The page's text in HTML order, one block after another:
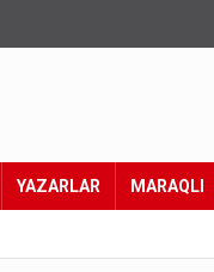
YAZARLAR MARAQLI